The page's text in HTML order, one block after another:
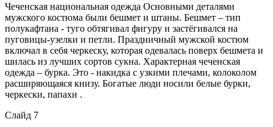
Чеченская национальная одежда Основными деталями
мужского костюма были бешмет и штаны. Бешмет – тип
полукафтана - туго обтягивал фигуру и застёгивался на
пуговицы-узелки и петли. Праздничный мужской костюм
включал в себя черкеску, которая одевалась поверх бешмета и
шилась из лучших сортов сукна. Характерная чеченская
одежда – бурка. Это - накидка с узкими плечами, колоколом
расширяющаяся книзу. Богатые люди носили белые бурки,
черкески, папахи .
Слайд 7